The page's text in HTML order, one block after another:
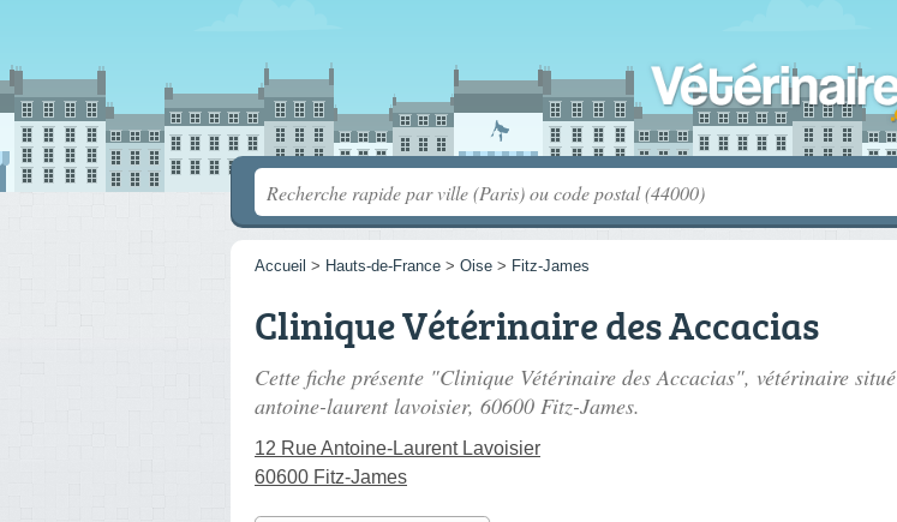
Accueil > Hauts-de-France > Oise > Fitz-James
Clinique Vétérinaire des Accacias
Cette fiche présente "Clinique Vétérinaire des Accacias", vétérinaire situé
antoine-laurent lavoisier, 60600 Fitz-James.
12 Rue Antoine-Laurent Lavoisier
60600 Fitz-James